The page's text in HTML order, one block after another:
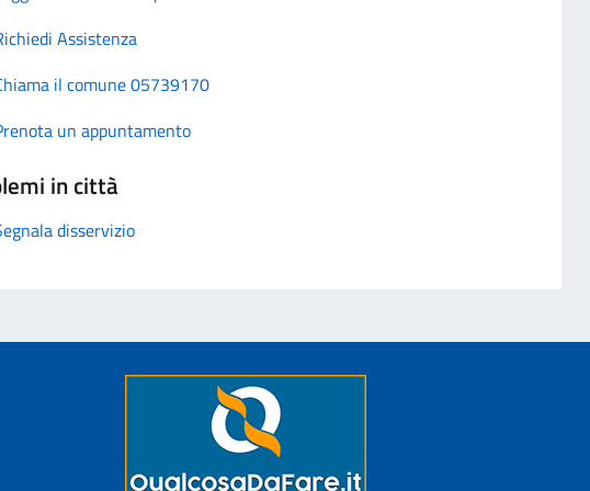
Assistenza
il comune 05739170
un appuntamento
in città
disservizio